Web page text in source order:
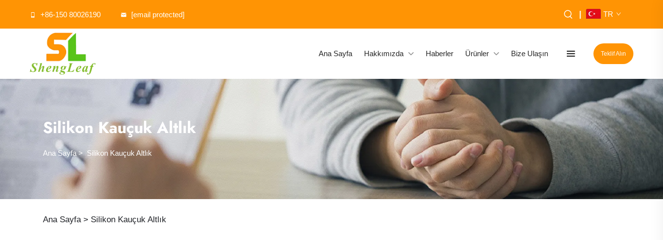
+86-150 80026190 [email protected] TR
Ana Sayfa Hakkımızda Haberler Ürünler Bize Ulaşın Teklif Alın
Silikon Kauçuk Altlık
Ana Sayfa> Silikon Kauçuk Altlık
Ana Sayfa > Silikon Kauçuk Altlık